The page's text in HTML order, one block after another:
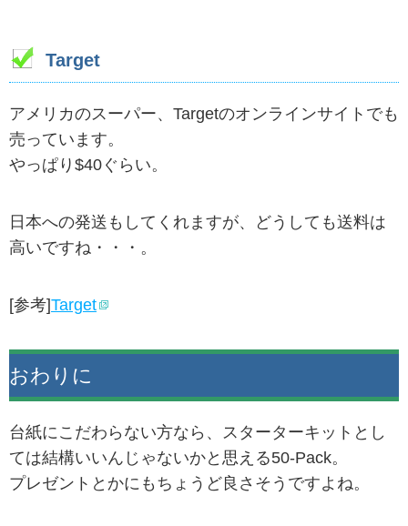
Target
アメリカのスーパー、Targetのオンラインサイトでも
売っています。
やっぱり$40ぐらい。
日本への発送もしてくれますが、どうしても送料は
高いですね・・・。
[参考]Target
おわりに
台紙にこだわらない方なら、スターターキットとし
ては結構いいんじゃないかと思える50-Pack。
プレゼントとかにもちょうど良さそうですよね。